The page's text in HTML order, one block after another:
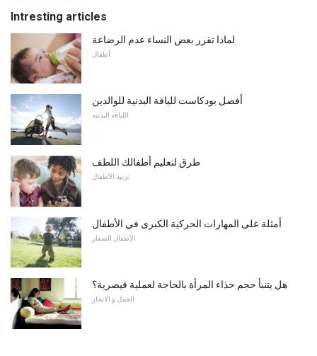
Intresting articles
لماذا تقرر بعض النساء عدم الرضاعة
أطفال
أفضل بودكاست للياقة البدنية للوالدين
اللياقه البدنيه
طرق لتعليم أطفالك اللطف
تربية الأطفال
أمثلة على المهارات الحركية الكبرى في الأطفال
الأطفال الصغار
هل يتنبأ حجم حذاء المرأة بالحاجة لعملية قيصرية؟
العمل و الانجاز